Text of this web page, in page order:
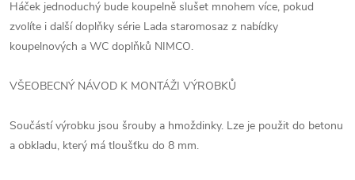
Háček jednoduchý bude koupelně slušet mnohem více, pokud
zvolíte i další doplňky série Lada staromosaz z nabídky
koupelnových a WC doplňků NIMCO.
VŠEOBECNÝ NÁVOD K MONTÁŽI VÝROBKŮ
Součástí výrobku jsou šrouby a hmoždinky. Lze je použit do betonu
a obkladu, který má tloušťku do 8 mm.